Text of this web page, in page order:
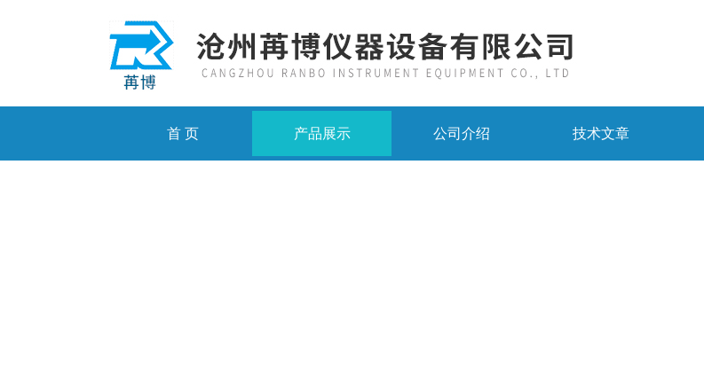
首 页 产品展示 公司介绍 技术文章